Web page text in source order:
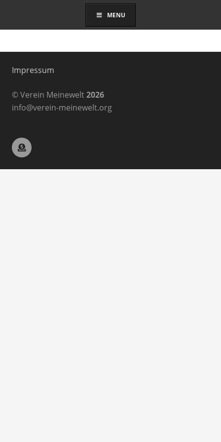
MENU
Impressum
© Verein Meinewelt2026
info@verein-meinewelt.org